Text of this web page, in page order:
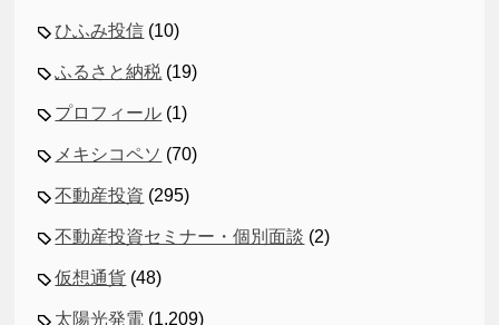
ひふみ投信 (10)
ふるさと納税 (19)
プロフィール (1)
メキシコペソ (70)
不動産投資 (295)
不動産投資セミナー・個別面談 (2)
仮想通貨 (48)
太陽光発電 (1,209)